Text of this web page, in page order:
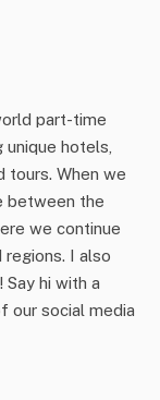
part-time
unique hotels,
tours. When we
between the
we continue
regions. I also
hi with a
our social media